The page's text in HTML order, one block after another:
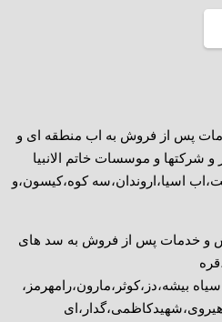
پس از فروش به اب منطقه ای و
و شرکتها و موسسات خاتم الانبیا
اسیا،اروندان،سه کوه،کیسون،و
و خدمات پس از فروش به سد های
بیشه،دز،کوثر،مارون،رامهرمز،